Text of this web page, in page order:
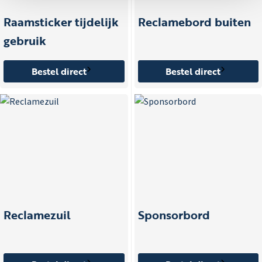
Raamsticker tijdelijk
gebruik
Bestel direct
Reclamebord buiten
Bestel direct
Reclamezuil Sponsorbord